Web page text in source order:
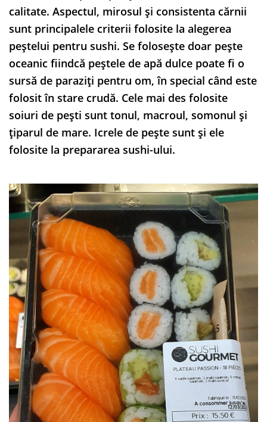
calitate. Aspectul, mirosul și consistenta cărnii
sunt principalele criterii folosite la alegerea
peștelui pentru sushi. Se folosește doar pește
oceanic fiindcă peștele de apă dulce poate fi o
sursă de paraziți pentru om, în special când este
folosit în stare crudă. Cele mai des folosite
soiuri de pești sunt tonul, macroul, somonul și
țiparul de mare. Icrele de pește sunt și ele
folosite la prepararea sushi-ului.